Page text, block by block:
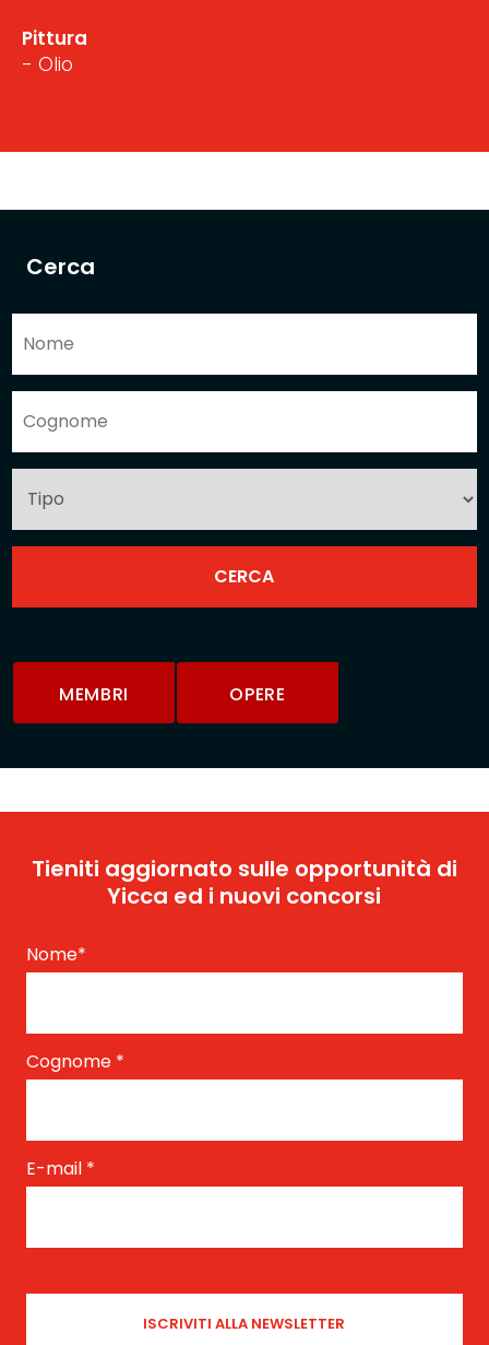
Cerca
MEMBRI OPERE
Pittura
- Olio
Tieniti aggiornato sulle opportunità di
Yicca ed i nuovi concorsi
Nome*
Cognome *
E-mail *